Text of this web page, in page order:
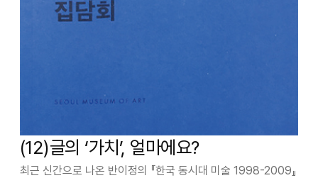
(12)글의 ‘가치’, 얼마에요?
최근 신간으로 나온 반이정의 『한국 동시대 미술 1998-2009』